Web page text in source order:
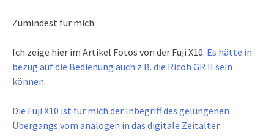
Zumindest für mich.
Ich zeige hier im Artikel Fotos von der Fuji X10. Es hätte in
bezug auf die Bedienung auch z.B. die Ricoh GR II sein
können.
Die Fuji X10 ist für mich der Inbegriff des gelungenen
Übergangs vom analogen in das digitale Zeitalter.